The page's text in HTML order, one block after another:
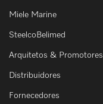
Miele Marine
SteelcoBelimed
Arquitetos & Promotores
Distribuidores
Fornecedores